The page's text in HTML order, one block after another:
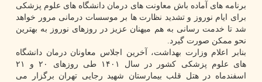
برنامه های آماده باش معاونت های درمان دانشگاه های علوم پزشکی
برای ایام نوروز و تشدید نظارت ها بر موسسات درمانی مرور خواهد
شد تا خدمت رسانی به هم میهنان عزیز در روزهای نوروز به بهترین
نحو ممکن صورت گیرد.
بنابر اعلام وزارت بهداشت، آخرین اجلاس معاونان درمان دانشگاه
های علوم پزشکی کشور در سال ۱۴۰۱ طی روزهای ۲۰ و ۲۱
اسفندماه در هتل قلب بیمارستان شهید رجایی تهران برگزار می